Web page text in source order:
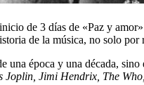
de 3 días de «Paz y
de la música, no solo
una época y una década,
Joplin, Jimi Hendrix, The